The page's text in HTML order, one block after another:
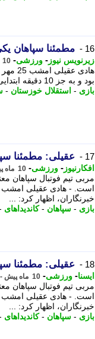
16 - مطمئنا سپاهان
زیرنویس نیوز - ورزشی- 10 ماه پیش - جمعه 25 مهر 1404، 23:42
بود و به جز 10 دقیقه ابتدایی نیمه دوم الباقی دقایق بر بازی سوار بودیم و بازی ...
بازی - استقلال خوزستان -
17 - عقیلی: مطمئنا
افکارنیوز - ورزشی- 10 ماه پیش - جمعه 25 مهر 1404، 23:37
مربی تیم فوتبال سپاهان
خبرنگاران، اظهار کرد: ...
بازی - سپاهان -کاندیداهای
18 - عقیلی: مطمئنا
ایسنا- ورزشی- 10 ماه پیش - جمعه 25 مهر 1404، 23:10
مربی تیم فوتبال سپاهان
خبرنگاران، اظهار کرد: ...
بازی - سپاهان -کاندیداهای